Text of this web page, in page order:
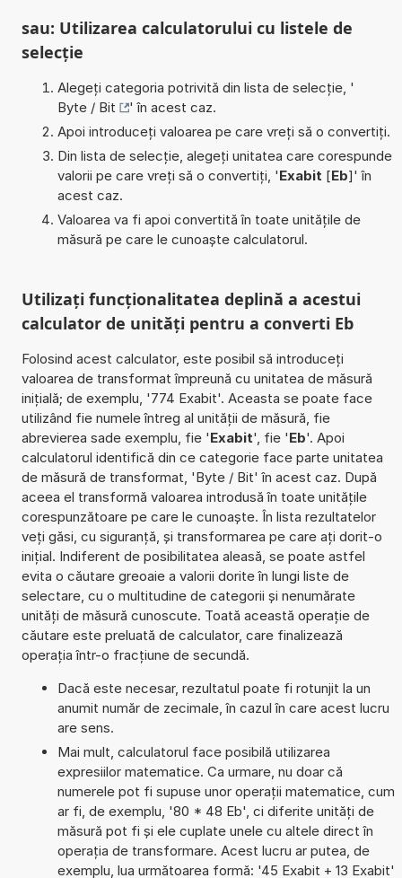
sau: Utilizarea calculatorului cu listele de
selecție
Alegeți categoria potrivită din lista de selecție, '
Byte / Bit
' în acest caz.
Apoi introduceți valoarea pe care vreți să o convertiți.
Din lista de selecție, alegeți unitatea care corespunde
valorii pe care vreți să o convertiți, 'Exabit [Eb]' în
acest caz.
Valoarea va fi apoi convertită în toate unitățile de
măsură pe care le cunoaște calculatorul.
Utilizați funcționalitatea deplină a acestui
calculator de unități pentru a converti Eb
Folosind acest calculator, este posibil să introduceți
valoarea de transformat împreună cu unitatea de măsură
inițială; de exemplu, '774 Exabit'. Aceasta se poate face
utilizând fie numele întreg al unității de măsură, fie
abrevierea sade exemplu, fie 'Exabit', fie 'Eb'. Apoi
calculatorul identifică din ce categorie face parte unitatea
de măsură de transformat, 'Byte / Bit' în acest caz. După
aceea el transformă valoarea introdusă în toate unitățile
corespunzătoare pe care le cunoaște. În lista rezultatelor
veți găsi, cu siguranță, și transformarea pe care ați dorit-o
inițial. Indiferent de posibilitatea aleasă, se poate astfel
evita o căutare greoaie a valorii dorite în lungi liste de
selectare, cu o multitudine de categorii și nenumărate
unități de măsură cunoscute. Toată această operație de
căutare este preluată de calculator, care finalizează
operația într-o fracțiune de secundă.
Dacă este necesar, rezultatul poate fi rotunjit la un
anumit număr de zecimale, în cazul în care acest lucru
are sens.
Mai mult, calculatorul face posibilă utilizarea
expresiilor matematice. Ca urmare, nu doar că
numerele pot fi supuse unor operații matematice, cum
ar fi, de exemplu, '80 * 48 Eb', ci diferite unități de
măsură pot fi și ele cuplate unele cu altele direct în
operația de transformare. Acest lucru ar putea, de
exemplu, lua următoarea formă: '45 Exabit + 13 Exabit'